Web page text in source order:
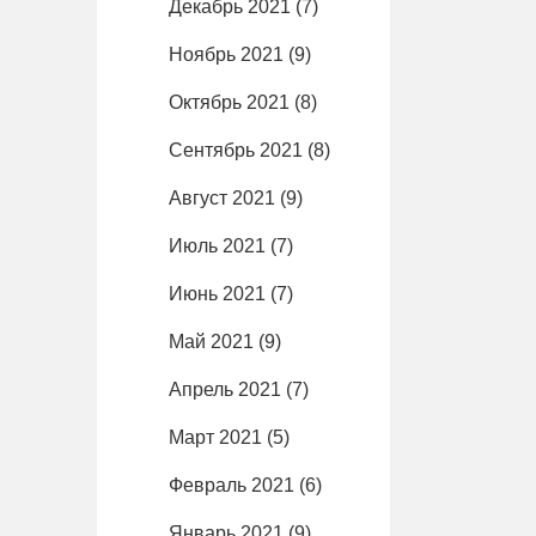
Декабрь 2021 (7)
Ноябрь 2021 (9)
Октябрь 2021 (8)
Сентябрь 2021 (8)
Август 2021 (9)
Июль 2021 (7)
Июнь 2021 (7)
Май 2021 (9)
Апрель 2021 (7)
Март 2021 (5)
Февраль 2021 (6)